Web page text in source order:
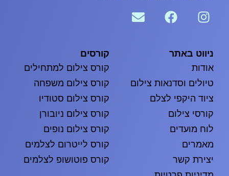
ניווט באתר
אודות
טיולים וסדנאות צילום
ציוד היקפי לצלם
קורסי צילום
לוח מועדים
מאמרים
יצירת קשר
קורסים
קורס צילום למתחילים
קורס צילום משפחה
קורס צילום סטודיו
קורס צילום ניובורן
קורס צילום נופים
קורס לייטרום לצלמים
קורס פוטושופ לצלמים